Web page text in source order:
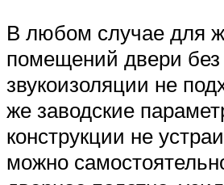
В любом случае для
помещений двери без
звукоизоляции не
же заводские
конструкции не
можно